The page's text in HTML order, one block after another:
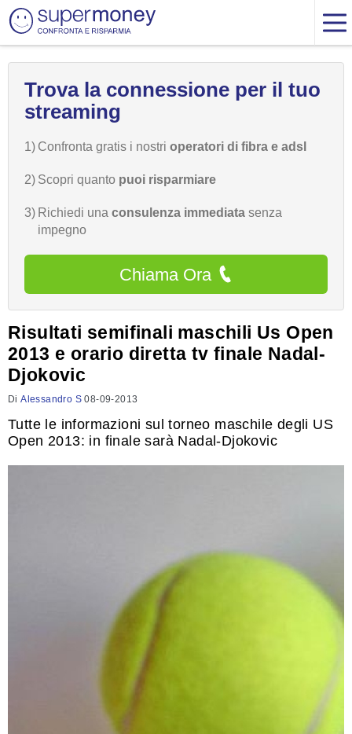
Trova la connessione per il tuo
streaming
1) Confronta gratis i nostri operatori di fibra e adsl
2) Scopri quanto puoi risparmiare
3) Richiedi una consulenza immediata senza
impegno
Chiama Ora
Risultati semifinali maschili Us Open
2013 e orario diretta tv finale Nadal-
Djokovic
DiAlessandro S 08-09-2013
Tutte le informazioni sul torneo maschile degli US
Open 2013: in finale sarà Nadal-Djokovic